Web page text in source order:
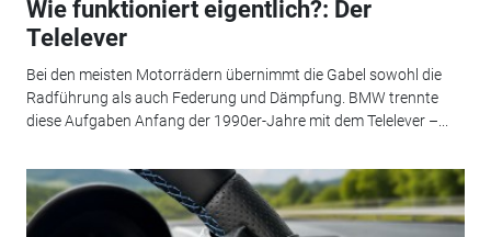
Wie funktioniert eigentlich?: Der
Telelever
Bei den meisten Motorrädern übernimmt die Gabel sowohl die
Radführung als auch Federung und Dämpfung. BMW trennte
diese Aufgaben Anfang der 1990er-Jahre mit dem Telelever –...